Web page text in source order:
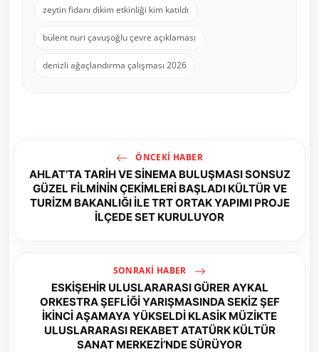
zeytin fidanı dikim etkinliği kim katıldı
bülent nuri çavuşoğlu çevre açıklaması
denizli ağaçlandırma çalışması 2026
ÖNCEKI HABER
AHLAT’TA TARİH VE SİNEMA BULUŞMASI SONSUZ
GÜZEL FİLMİNİN ÇEKİMLERİ BAŞLADI KÜLTÜR VE
TURİZM BAKANLIĞI İLE TRT ORTAK YAPIMI PROJE
İLÇEDE SET KURULUYOR
SONRAKI HABER
ESKİŞEHİR ULUSLARARASI GÜRER AYKAL
ORKESTRA ŞEFLİĞİ YARIŞMASINDA SEKİZ ŞEF
İKİNCİ AŞAMAYA YÜKSELDİ KLASİK MÜZİKTE
ULUSLARARASI REKABET ATATÜRK KÜLTÜR
SANAT MERKEZİ’NDE SÜRÜYOR